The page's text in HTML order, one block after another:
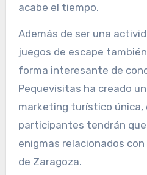
acabe el tiempo.
Además de ser una
juegos de escape
forma interesante de
Pequevisitas ha creado
marketing turístico única,
participantes tendrán
enigmas relacionados
de Zaragoza.